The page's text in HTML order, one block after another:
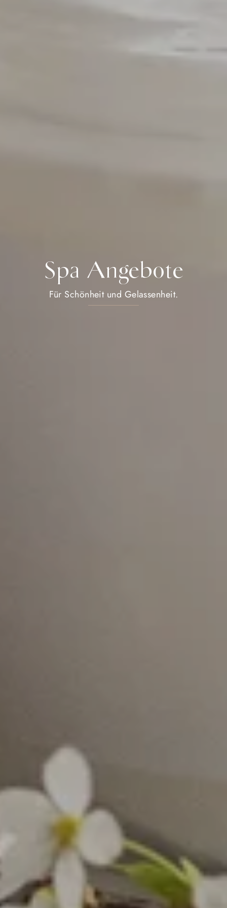
Spa Angebote
Für Schönheit und Gelassenheit.